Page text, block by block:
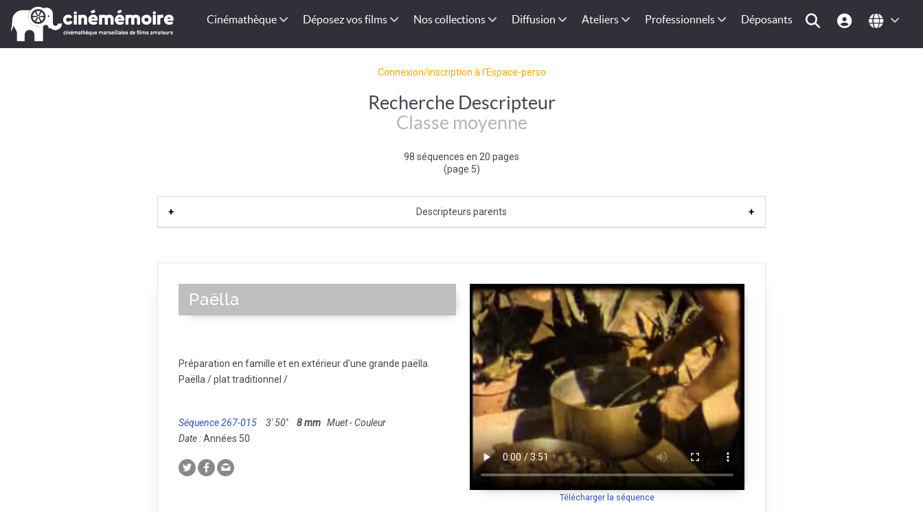
Cinémathèque Déposez vos films Nos collections Diffusion Ateliers Professionnels Déposants
Connexion/inscription à l'Espace-perso
Recherche Descripteur
Classe moyenne
98 séquences en 20 pages
(page 5)
Descripteurs parents
Télécharger la séquence
Paëlla
Préparation en famille et en extérieur d'une grande paëlla.
Paëlla / plat traditionnel /
Séquence 267-015 3' 50'' 8 mm Muet - Couleur
Date :Années 50